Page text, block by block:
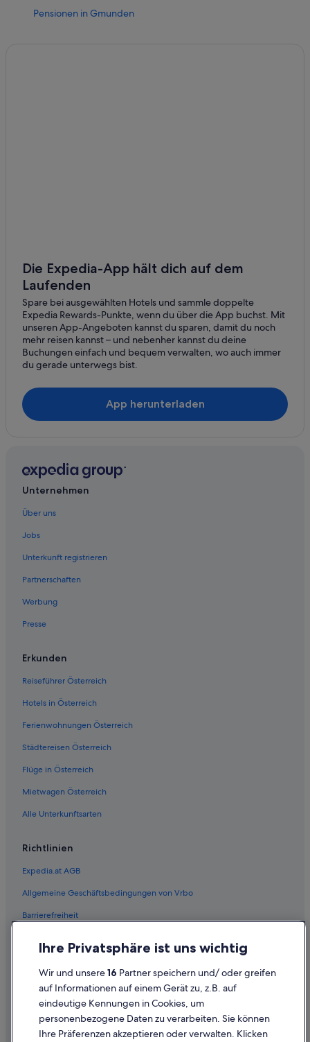
Pensionen in Gmunden
Motel One Hotels in Mondsee
Villen in Puchenau
Hotels mit Frühstück in Wels
Die Expedia-App hält dich auf dem
Laufenden
Spare bei ausgewählten Hotels und sammle doppelte
Expedia Rewards-Punkte, wenn du über die App buchst. Mit
unseren App-Angeboten kannst du sparen, damit du noch
mehr reisen kannst – und nebenher kannst du deine
Buchungen einfach und bequem verwalten, wo auch immer
du gerade unterwegs bist.
App herunterladen
Unternehmen
Über uns
Jobs
Unterkunft registrieren
Partnerschaften
Werbung
Presse
Erkunden
Reiseführer Österreich
Hotels in Österreich
Ferienwohnungen Österreich
Städtereisen Österreich
Flüge in Österreich
Mietwagen Österreich
Alle Unterkunftsarten
Richtlinien
Expedia.at AGB
Allgemeine Geschäftsbedingungen von Vrbo
Barrierefreiheit
Cookie-Erklärung
Rechtliche Hinweise/Kontakt
Inhaltsrichtlinien und Melden von Inhalten
Ihre Privatsphäre ist uns wichtig
Wir und unsere16 Partner speichern und/ oder greifen
auf Informationen auf einem Gerät zu, z.B. auf
eindeutige Kennungen in Cookies, um
personenbezogene Daten zu verarbeiten. Sie können
Ihre Präferenzen akzeptieren oder verwalten. Klicken